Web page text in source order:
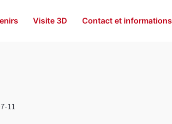
Visite 3D Contact et informations
11